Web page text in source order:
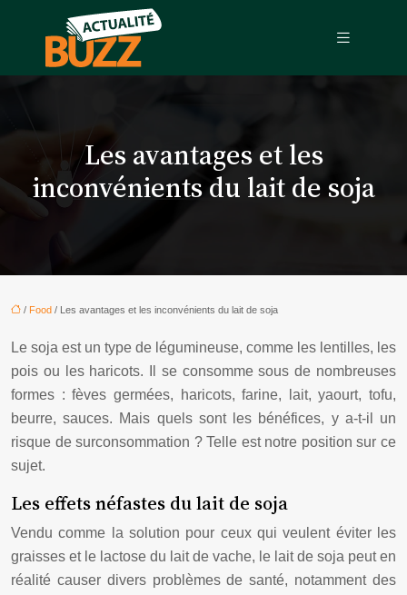
Les avantages et les
inconvénients du lait de soja
/ Food / Les avantages et les inconvénients du lait de soja
Le soja est un type de légumineuse, comme les lentilles, les
pois ou les haricots. Il se consomme sous de nombreuses
formes : fèves germées, haricots, farine, lait, yaourt, tofu,
beurre, sauces. Mais quels sont les bénéfices, y a-t-il un
risque de surconsommation ? Telle est notre position sur ce
sujet.
Les effets néfastes du lait de soja
Vendu comme la solution pour ceux qui veulent éviter les
graisses et le lactose du lait de vache, le lait de soja peut en
réalité causer divers problèmes de santé, notamment des